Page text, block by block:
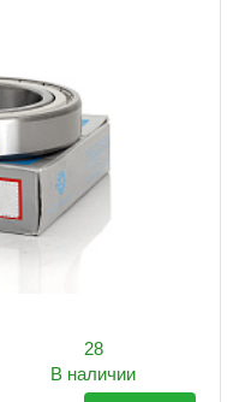
28
В наличии